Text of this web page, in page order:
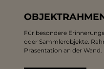
Für besondere
oder Sammlerobjekte.
Präsentation an der Wand.